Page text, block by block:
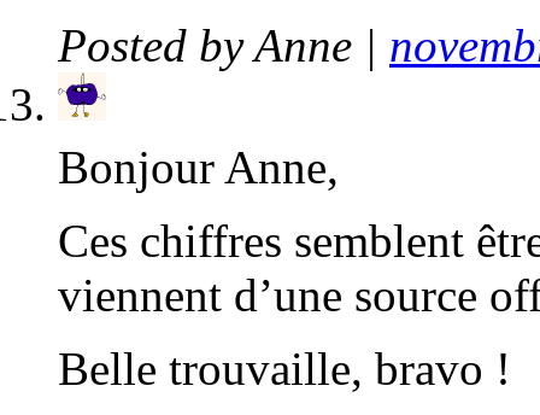
Posted byAnne |
Bonjour Anne,
Ces chiffres semblent
viennent d’une source
Belle trouvaille, bravo !